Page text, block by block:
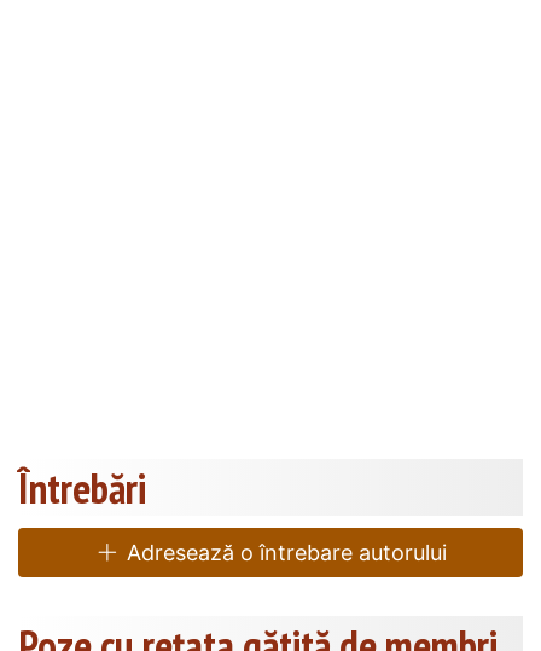
Întrebări
Adresează o întrebare autorului